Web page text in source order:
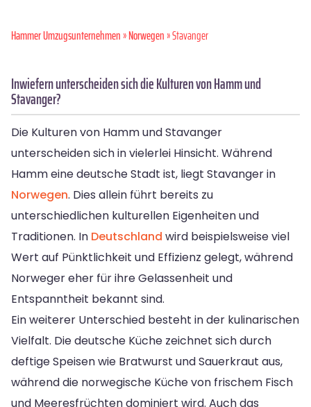
Hammer Umzugsunternehmen»Norwegen» Stavanger
Inwiefern unterscheiden sich die Kulturen von Hamm und
Stavanger?
Die Kulturen von Hamm und Stavanger
unterscheiden sich in vielerlei Hinsicht. Während
Hamm eine deutsche Stadt ist, liegt Stavanger in
Norwegen. Dies allein führt bereits zu
unterschiedlichen kulturellen Eigenheiten und
Traditionen. In Deutschland wird beispielsweise viel
Wert auf Pünktlichkeit und Effizienz gelegt, während
Norweger eher für ihre Gelassenheit und
Entspanntheit bekannt sind.
Ein weiterer Unterschied besteht in der kulinarischen
Vielfalt. Die deutsche Küche zeichnet sich durch
deftige Speisen wie Bratwurst und Sauerkraut aus,
während die norwegische Küche von frischem Fisch
und Meeresfrüchten dominiert wird. Auch das